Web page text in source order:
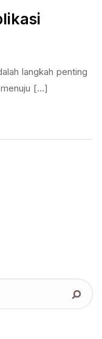
langkah penting
[...]